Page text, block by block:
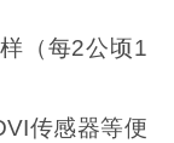
（每2公顷1
传感器等便